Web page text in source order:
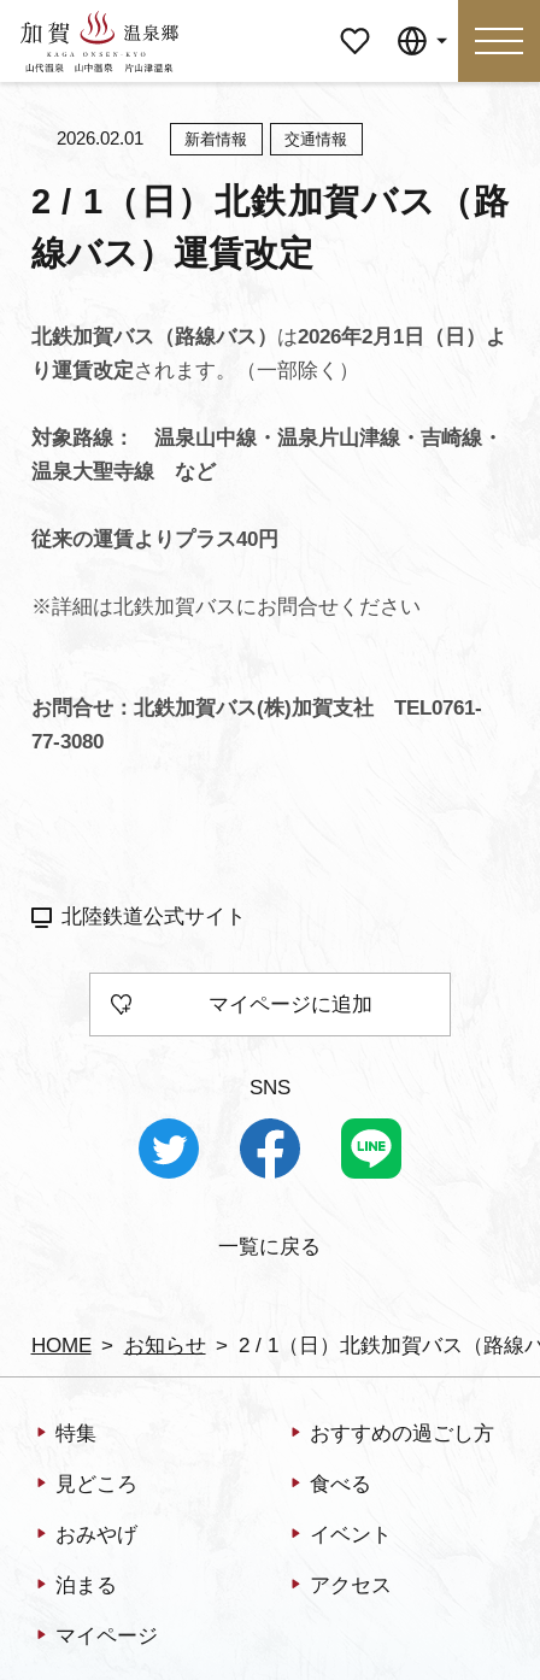
ージ
特集 おすすめの過ごし方
おみやげ イベント
泊まる アクセス
初めての加賀温泉郷
ご当地グルメ
Language
よくあるご質問・お問い合わせ
プライバシーポリシー
HOME お知らせ 2 / 1（日）北鉄加賀バス（路線
2 / 1（日）北鉄加賀バス（路
線バス）運賃改定
2026.02.01 新着情報 交通情報
北鉄加賀バス（路線バス） は2026年2月1日（日）よ
り運賃改定されます。（一部除く）
対象路線： 温泉山中線・温泉片山津線・吉崎線・
温泉大聖寺線 など
従来の運賃よりプラス40円
※詳細は北鉄加賀バスにお問合せください
お問合せ：北鉄加賀バス(株)加賀支社 TEL0761-
77-3080
北陸鉄道公式サイト
マイページに追加
SNS
一覧に戻る
特集 おすすめの過ごし方
見どころ 食べる
おみやげ イベント
泊まる アクセス
マイページ